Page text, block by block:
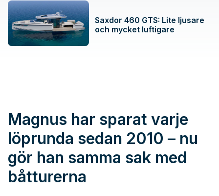
Saxdor 460 GTS: Lite ljusare
och mycket luftigare
Magnus har sparat varje
löprunda sedan 2010 – nu
gör han samma sak med
båtturerna